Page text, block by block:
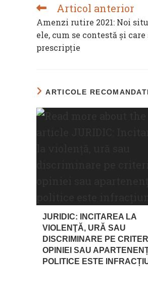
READ
ARTICLES
Articol anterior
Amenzi rutire 2021: Noi
ele, cum se contestă și
prescripție
ARTICOLE
JURIDIC: INCITAREA LA
VIOLENŢĂ, URĂ SAU
DISCRIMINARE PE
OPINIEI SAU
POLITICE ESTE